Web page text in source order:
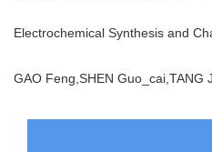
Electrochemical Synthesis and
GAO Feng,SHEN